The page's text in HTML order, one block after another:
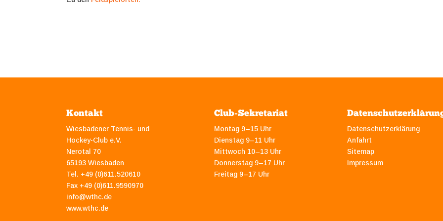
Kontakt
Wiesbadener Tennis- und
Hockey-Club e.V.
Nerotal 70
65193 Wiesbaden
Tel. +49 (0)611.520610
Fax +49 (0)611.9590970
info@wthc.de
www.wthc.de
Club-Sekretariat
Montag 9–15 Uhr
Dienstag 9–11 Uhr
Mittwoch 10–13 Uhr
Donnerstag 9–17 Uhr
Freitag 9–17 Uhr
Datenschutzerklärung
Anfahrt
Sitemap
Impressum